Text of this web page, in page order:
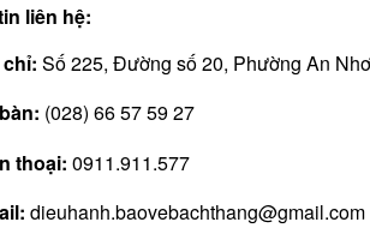
liên hệ:
Số 225, Đường số 20, Phường An
(028) 66 57 59 27
thoại: 0911.911.577
dieuhanh.baovebachthang@gmail.com